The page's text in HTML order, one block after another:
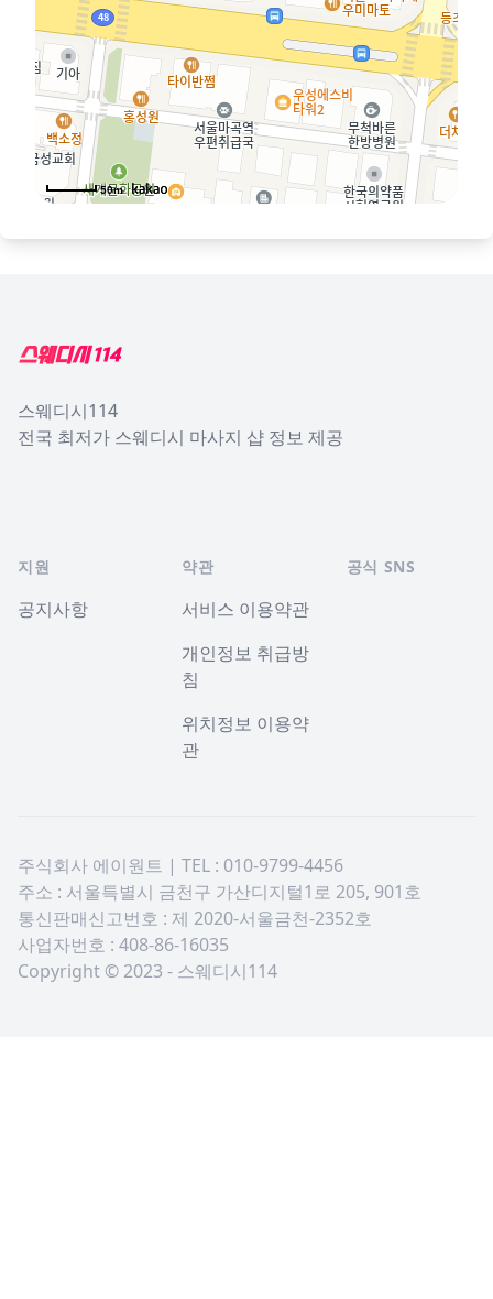
50m
스웨디시114
전국 최저가 스웨디시 마사지 샵 정보 제공
지원
공지사항
약관
서비스 이용약관
개인정보 취급방
침
위치정보 이용약
관
공식 SNS
주식회사 에이원트 | TEL : 010-9799-4456
주소 : 서울특별시 금천구 가산디지털1로 205, 901호
통신판매신고번호 : 제 2020-서울금천-2352호
사업자번호 : 408-86-16035
Copyright © 2023 - 스웨디시114